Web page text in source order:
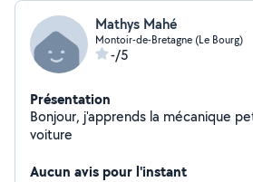
Mathys Mahé
Montoir-de-Bretagne (Le Bourg)
-/5
Présentation
Bonjour, j'apprends la mécanique
voiture
Aucun avis pour l'instant